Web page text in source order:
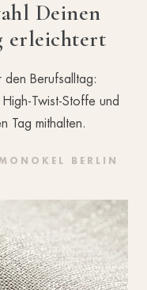
Deinen
erleichtert
Berufsalltag:
Twist-Stoffe und
Tag mithalten.
BERLIN